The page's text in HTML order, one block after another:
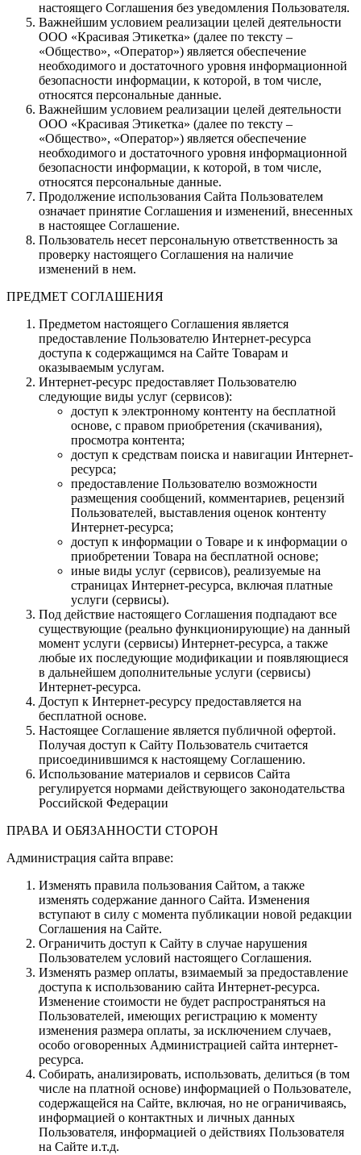
настоящего Соглашения без уведомления Пользователя.
Важнейшим условием реализации целей деятельности
ООО «Красивая Этикетка» (далее по тексту –
«Общество», «Оператор») является обеспечение
необходимого и достаточного уровня информационной
безопасности информации, к которой, в том числе,
относятся персональные данные.
Важнейшим условием реализации целей деятельности
ООО «Красивая Этикетка» (далее по тексту –
«Общество», «Оператор») является обеспечение
необходимого и достаточного уровня информационной
безопасности информации, к которой, в том числе,
относятся персональные данные.
Продолжение использования Сайта Пользователем
означает принятие Соглашения и изменений, внесенных
в настоящее Соглашение.
Пользователь несет персональную ответственность за
проверку настоящего Соглашения на наличие
изменений в нем.
ПРЕДМЕТ СОГЛАШЕНИЯ
Предметом настоящего Соглашения является
предоставление Пользователю Интернет-ресурса
доступа к содержащимся на Сайте Товарам и
оказываемым услугам.
Интернет-ресурс предоставляет Пользователю
следующие виды услуг (сервисов):
доступ к электронному контенту на бесплатной
основе, с правом приобретения (скачивания),
просмотра контента;
доступ к средствам поиска и навигации Интернет-
ресурса;
предоставление Пользователю возможности
размещения сообщений, комментариев, рецензий
Пользователей, выставления оценок контенту
Интернет-ресурса;
доступ к информации о Товаре и к информации о
приобретении Товара на бесплатной основе;
иные виды услуг (сервисов), реализуемые на
страницах Интернет-ресурса, включая платные
услуги (сервисы).
Под действие настоящего Соглашения подпадают все
существующие (реально функционирующие) на данный
момент услуги (сервисы) Интернет-ресурса, а также
любые их последующие модификации и появляющиеся
в дальнейшем дополнительные услуги (сервисы)
Интернет-ресурса.
Доступ к Интернет-ресурсу предоставляется на
бесплатной основе.
Настоящее Соглашение является публичной офертой.
Получая доступ к Сайту Пользователь считается
присоединившимся к настоящему Соглашению.
Использование материалов и сервисов Сайта
регулируется нормами действующего законодательства
Российской Федерации
ПРАВА И ОБЯЗАННОСТИ СТОРОН
Администрация сайта вправе:
Изменять правила пользования Сайтом, а также
изменять содержание данного Сайта. Изменения
вступают в силу с момента публикации новой редакции
Соглашения на Сайте.
Ограничить доступ к Сайту в случае нарушения
Пользователем условий настоящего Соглашения.
Изменять размер оплаты, взимаемый за предоставление
доступа к использованию сайта Интернет-ресурса.
Изменение стоимости не будет распространяться на
Пользователей, имеющих регистрацию к моменту
изменения размера оплаты, за исключением случаев,
особо оговоренных Администрацией сайта интернет-
ресурса.
Собирать, анализировать, использовать, делиться (в том
числе на платной основе) информацией о Пользователе,
содержащейся на Сайте, включая, но не ограничиваясь,
информацией о контактных и личных данных
Пользователя, информацией о действиях Пользователя
на Сайте и.т.д.